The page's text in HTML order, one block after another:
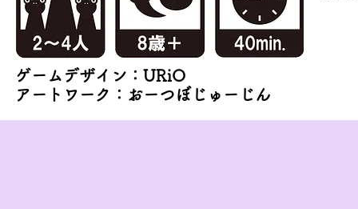
ゲームデザイン：URiO
アートワーク：おーつぼじゅーじん